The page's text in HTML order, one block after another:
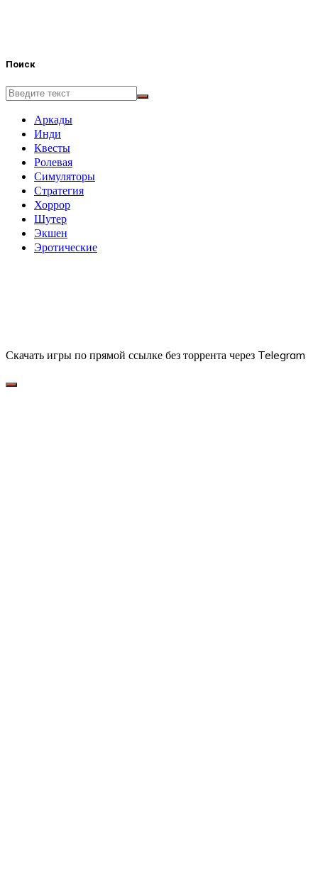
Поиск
Аркады
Инди
Квесты
Ролевая
Симуляторы
Стратегия
Хоррор
Шутер
Экшен
Эротические
Скачать игры по прямой ссылке без торрента через Telegram